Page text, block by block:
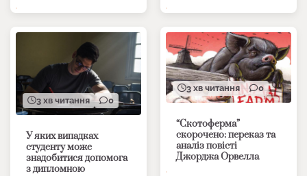
3 хв читання 0
У яких випадках
студенту може
знадобитися допомога
з дипломною
3 хв читання 0
“Скотоферма”
скорочено: переказ та
аналіз повісті
Джорджа Орвелла